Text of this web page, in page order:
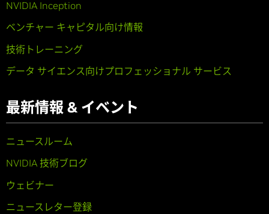
NVIDIA Inception
ベンチャー キャピタル向け情報
技術トレーニング
データ サイエンス向けプロフェッショナル サービス
最新情報 & イベント
ニュースルーム
NVIDIA 技術ブログ
ウェビナー
ニュースレター登録